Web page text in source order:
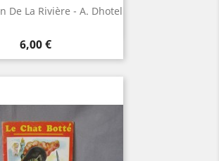
De La Rivière - A. Dhotel
Prix
6,00 €